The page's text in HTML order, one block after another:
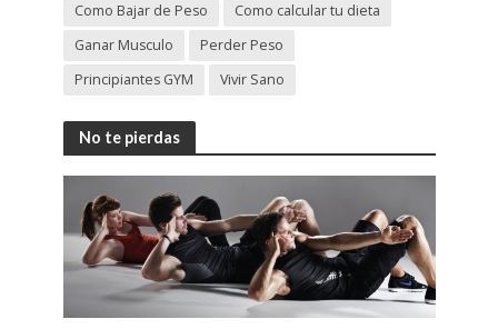
Como Bajar de Peso
Como calcular tu dieta
Ganar Musculo
Perder Peso
Principiantes GYM
Vivir Sano
No te pierdas